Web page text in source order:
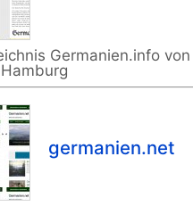
Germanien.info von
germanien.net